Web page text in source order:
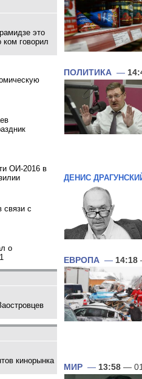
это
ком говорил
ОИ-2016 в
связи с
о
кинорынка
ПОЛИТИКА —
ДЕНИС
ЕВРОПА — 14:18
МИР — 13:58 —